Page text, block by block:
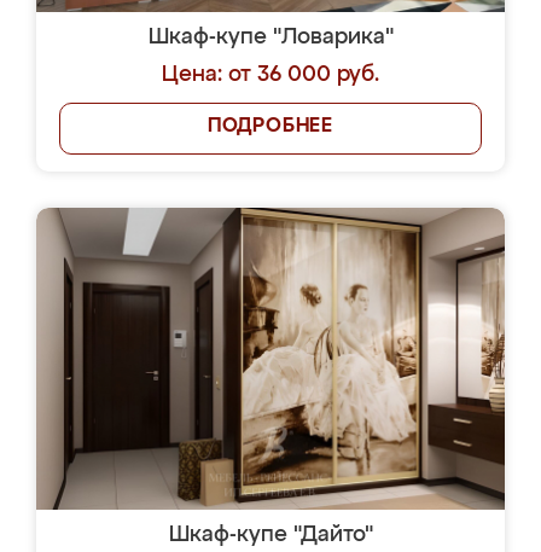
Шкаф-купе "Ловарика"
Цена: от 36 000 руб.
ПОДРОБНЕЕ
Шкаф-купе "Дайто"